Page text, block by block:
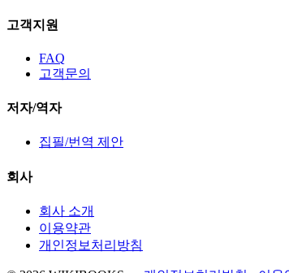
고객지원
FAQ
고객문의
저자/역자
집필/번역 제안
회사
회사 소개
이용약관
개인정보처리방침